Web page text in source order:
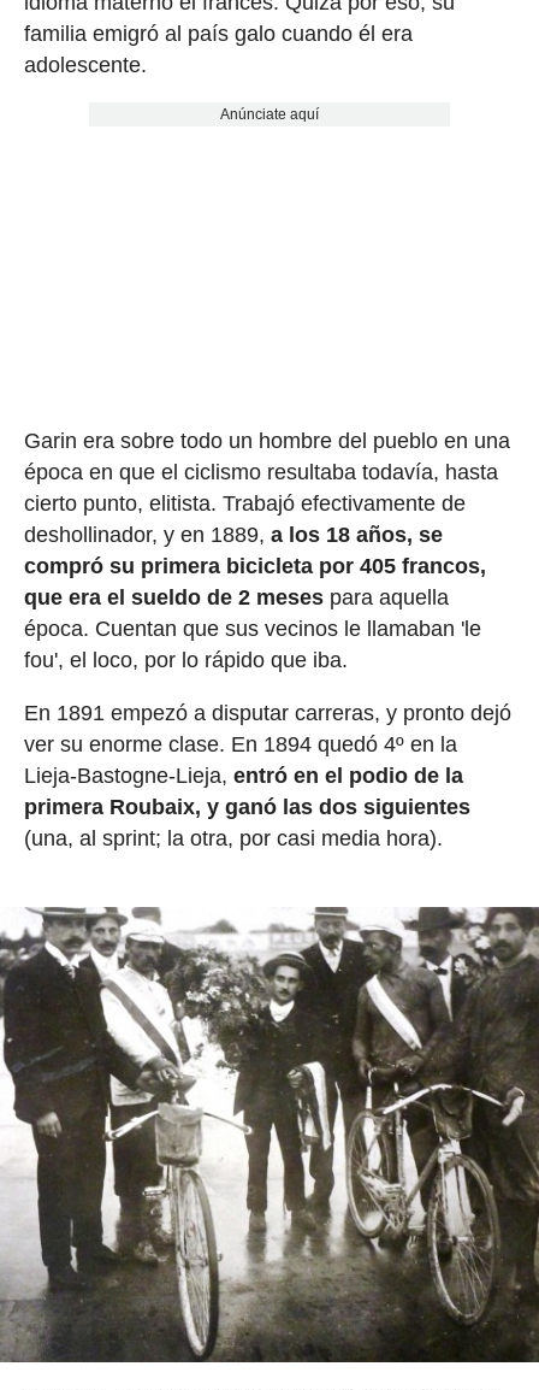
familia emigró al país galo cuando él era
adolescente.
Anúnciate aquí
Garin era sobre todo un hombre del pueblo en una
época en que el ciclismo resultaba todavía, hasta
cierto punto, elitista. Trabajó efectivamente de
deshollinador, y en 1889, a los 18 años, se
compró su primera bicicleta por 405 francos,
que era el sueldo de 2 mesespara aquella
época. Cuentan que sus vecinos le llamaban 'le
fou', el loco, por lo rápido que iba.
En 1891 empezó a disputar carreras, y pronto dejó
ver su enorme clase. En 1894 quedó 4º en la
Lieja-Bastogne-Lieja, entró en el podio de la
primera Roubaix, y ganó las dos siguientes
(una, al sprint; la otra, por casi media hora).